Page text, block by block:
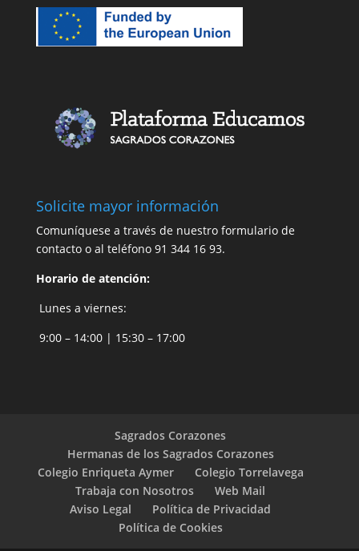
Solicite mayor información
Comuníquese a través de nuestro formulario de
contactoo al teléfono 91 344 16 93.
Horario de atención:
Lunes a viernes:
9:00 – 14:00 | 15:30 – 17:00
Sagrados Corazones
Hermanas de los Sagrados Corazones
Colegio Enriqueta Aymer
Colegio Torrelavega
Trabaja con Nosotros
Web Mail
Aviso Legal
Política de Privacidad
Política de Cookies